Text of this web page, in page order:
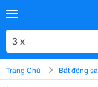
Trang Chủ Bất động